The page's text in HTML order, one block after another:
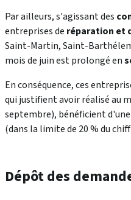
Par ailleurs, s'agissant des
entreprises de réparation et
Saint-Martin, Saint-
mois de juin est prolongé en
En conséquence, ces
qui justifient avoir réalisé au
septembre), bénéficient
(dans la limite de 20 % du
Dépôt des